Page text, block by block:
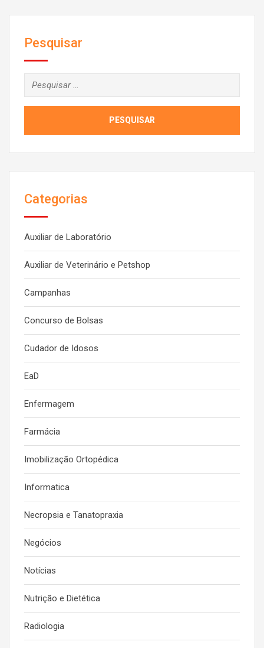
Pesquisar
Pesquisar
por:
Categorias
Auxiliar de Laboratório
Auxiliar de Veterinário e Petshop
Campanhas
Concurso de Bolsas
Cudador de Idosos
EaD
Enfermagem
Farmácia
Imobilização Ortopédica
Informatica
Necropsia e Tanatopraxia
Negócios
Notícias
Nutrição e Dietética
Radiologia